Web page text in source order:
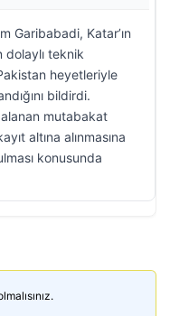
Garibabadi, Katar’ın
dolaylı teknik
heyetleriyle
bildirdi.
mutabakat
altına alınmasına
konusunda